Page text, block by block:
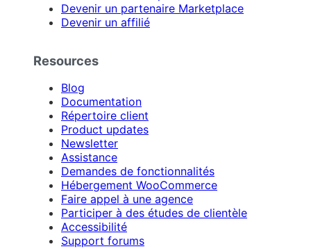
Devenir un partenaire Marketplace
Devenir un affilié
Resources
Blog
Documentation
Répertoire client
Product updates
Newsletter
Assistance
Demandes de fonctionnalités
Hébergement WooCommerce
Faire appel à une agence
Participer à des études de clientèle
Accessibilité
Support forums